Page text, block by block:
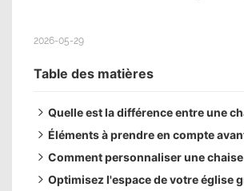
2026-05-29
Table des matières
Quelle est la différence entre une
Confort accru pour les services
Durabilité accrue
Conception empilable et flexible
Éléments à prendre en compte
Confort d'assise
Durabilité de la chaise
Comment personnaliser une
Sélection des tissus et des
Optimisez l'espace de votre église